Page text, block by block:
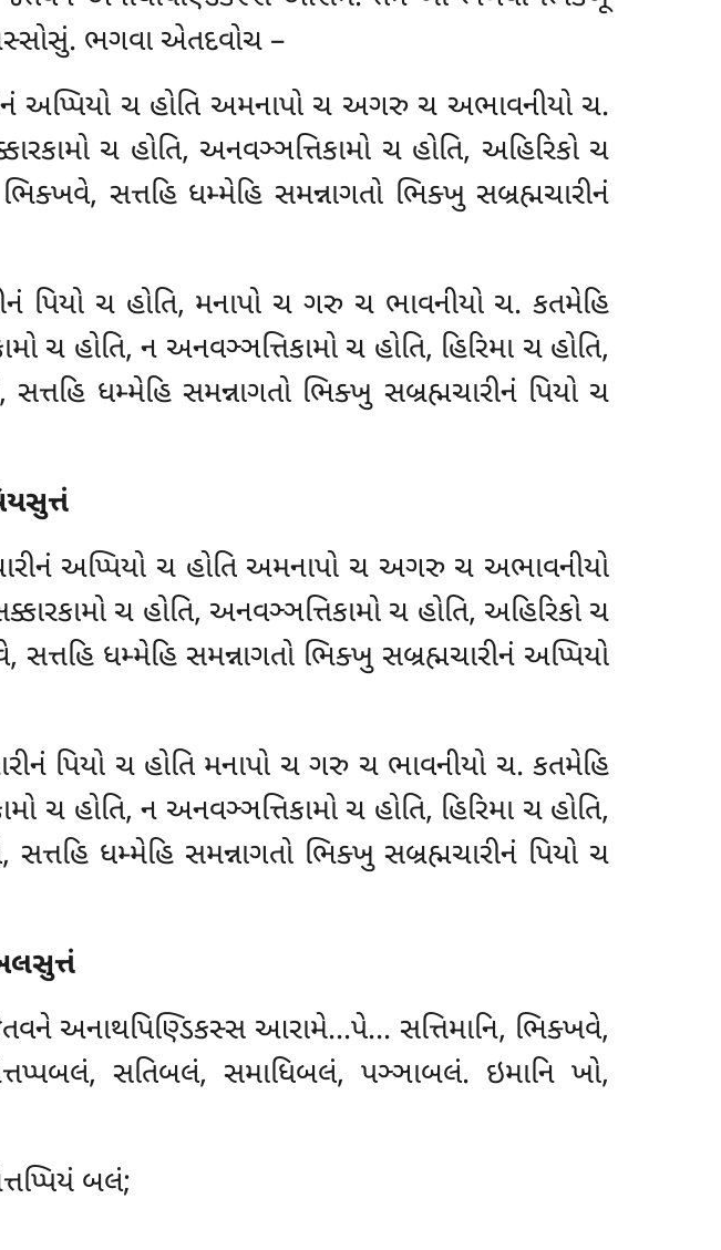
ભગવા એતદવોચ –
અપ્પિયો ચ હોતિ અમનાપો ચ અગરુ ચ અભાવનીયો ચ.
ચ હોતિ, અનવઞ્ઞત્તિકામો ચ હોતિ, અહિરિકો ચ
સત્તહિ ધમ્મેહિ સમન્નાગતો ભિક્ખુ સબ્રહ્મચારીનં
પિયો ચ હોતિ, મનાપો ચગરુ ચ ભાવનીયો ચ. કતમેહિ
ચ હોતિ, ન અનવઞ્ઞત્તિકામો ચ હોતિ, હિરિમા ચ હોતિ,
ધમ્મેહિ સમન્નાગતો ભિક્ખુ સબ્રહ્મચારીનં પિયો ચ
અપ્પિયો ચ હોતિ અમનાપો ચ અગરુ ચ અભાવનીયો
ચ હોતિ, અનવઞ્ઞત્તિકામો ચ હોતિ, અહિરિકો ચ
ધમ્મેહિ સમન્નાગતો ભિક્ખુ સબ્રહ્મચારીનં અપ્પિયો
પિયો ચ હોતિ મનાપો ચ ગરુ ચ ભાવનીયો ચ. કતમેહિ
ચ હોતિ, ન અનવઞ્ઞત્તિકામો ચ હોતિ, હિરિમા ચ હોતિ,
ધમ્મેહિ સમન્નાગતો ભિક્ખુ સબ્રહ્મચારીનં પિયો ચ
અનાથપિણ્ડિકસ્સ આરામે…પે… સત્તિમાનિ, ભિક્ખવે,
સતિબલં, સમાધિબલં, પઞ્ઞાબલં. ઇમાનિ ખો,
બલં;